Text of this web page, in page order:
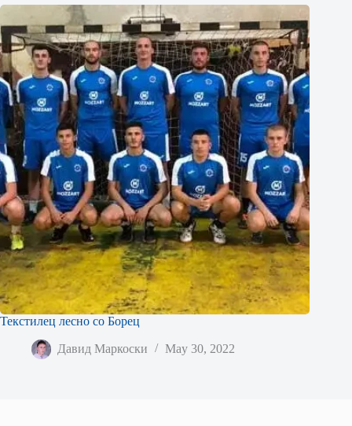
Текстилец лесно со Борец
Давид Маркоски May 30, 2022